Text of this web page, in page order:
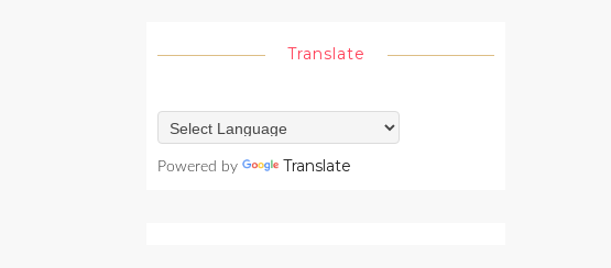
Translate
Powered by Translate